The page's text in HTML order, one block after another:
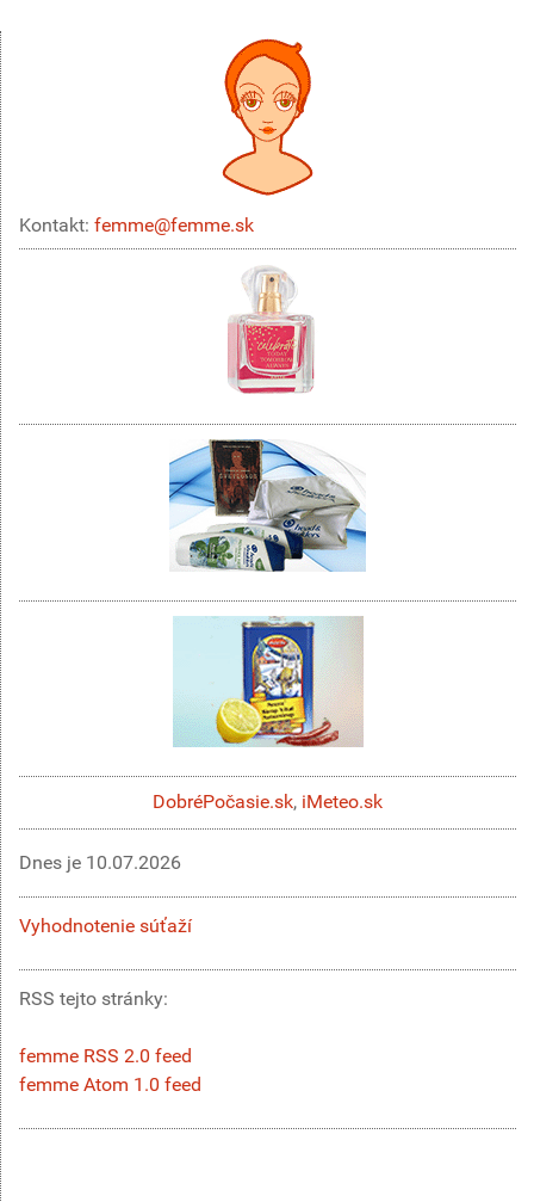
Kontakt: femme@femme.sk
DobréPočasie.sk, iMeteo.sk
Dnes je 10.07.2026
Vyhodnotenie súťaží
RSS tejto stránky:
femme RSS 2.0 feed
femme Atom 1.0 feed